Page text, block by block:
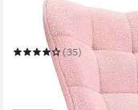
Schaukelstuhl
Schaukelsessel
(35)
102,50 € UVP 289,99 €
lieferbar in 6 Wochen